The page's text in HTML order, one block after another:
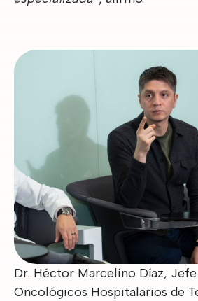
Dr. Héctor Marcelino Díaz,
Oncológicos Hospitalarios de